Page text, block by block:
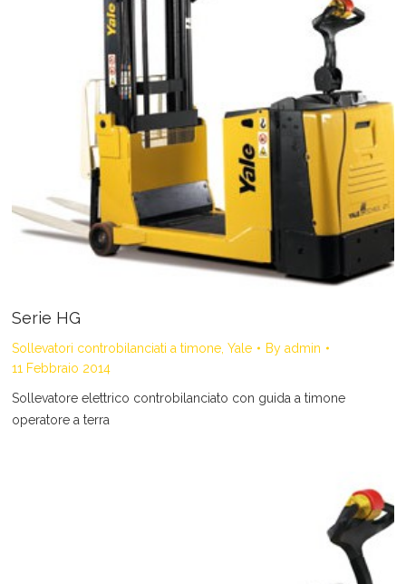
Serie HG
Sollevatori controbilanciati a timone, Yale By admin
11 Febbraio 2014
Sollevatore elettrico controbilanciato con guida a timone
operatore a terra